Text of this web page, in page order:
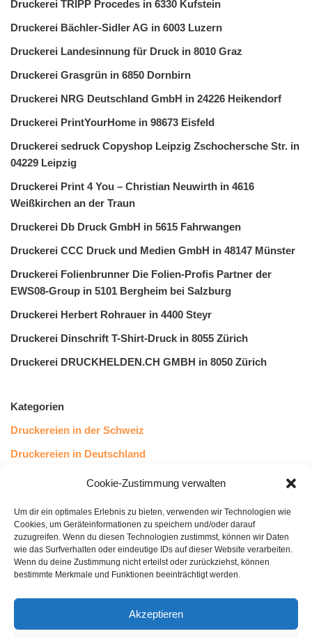
Cookie-Zustimmung verwalten
Um dir ein optimales Erlebnis zu bieten, verwenden wir Technologien wie
Cookies, um Geräteinformationen zu speichern und/oder darauf
zuzugreifen. Wenn du diesen Technologien zustimmst, können wir Daten
wie das Surfverhalten oder eindeutige IDs auf dieser Website verarbeiten.
Wenn du deine Zustimmung nicht erteilst oder zurückziehst, können
bestimmte Merkmale und Funktionen beeinträchtigt werden.
Akzeptieren
Druckerei TRIPP Procedes in 6330 Kufstein
Druckerei Bächler-Sidler AG in 6003 Luzern
Druckerei Landesinnung für Druck in 8010 Graz
Druckerei Grasgrün in 6850 Dornbirn
Druckerei NRG Deutschland GmbH in 24226 Heikendorf
Druckerei PrintYourHome in 98673 Eisfeld
Druckerei sedruck Copyshop Leipzig Zschochersche Str. in
04229 Leipzig
Druckerei Print 4 You – Christian Neuwirth in 4616
Weißkirchen an der Traun
Druckerei Db Druck GmbH in 5615 Fahrwangen
Druckerei CCC Druck und Medien GmbH in 48147 Münster
Druckerei Folienbrunner Die Folien-Profis Partner der
EWS08-Group in 5101 Bergheim bei Salzburg
Druckerei Herbert Rohrauer in 4400 Steyr
Druckerei Dinschrift T-Shirt-Druck in 8055 Zürich
Druckerei DRUCKHELDEN.CH GMBH in 8050 Zürich
Kategorien
Druckereien in der Schweiz
Druckereien in Deutschland
Druckereien in Österreich
Kundenstimmen